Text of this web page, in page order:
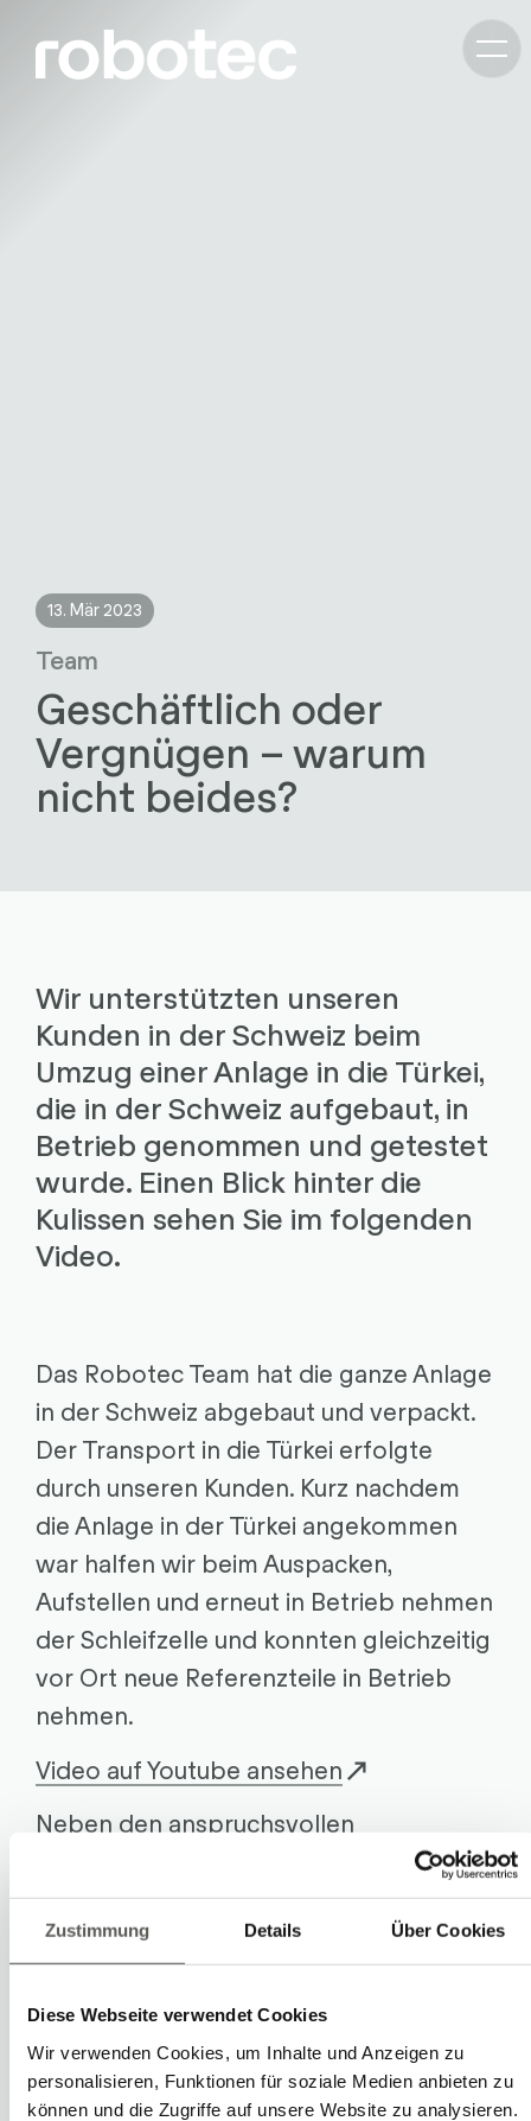
Zustimmung Details Über Cookies
Diese Webseite verwendet Cookies
Wir verwenden Cookies, um Inhalte und Anzeigen zu
personalisieren, Funktionen für soziale Medien anbieten zu
können und die Zugriffe auf unsere Website zu analysieren.
13. Mär 2023
Team
Geschäftlich oder
Vergnügen – warum
nicht beides?
Wir unterstützten unseren
Kunden in der Schweiz beim
Umzug einer Anlage in die Türkei,
die in der Schweiz aufgebaut, in
Betrieb genommen und getestet
wurde. Einen Blick hinter die
Kulissen sehen Sie im folgenden
Video.
Das Robotec Team hat die ganze Anlage
in der Schweiz abgebaut und verpackt.
Der Transport in die Türkei erfolgte
durch unseren Kunden. Kurz nachdem
die Anlage in der Türkei angekommen
war halfen wir beim Auspacken,
Aufstellen und erneut in Betrieb nehmen
der Schleifzelle und konnten gleichzeitig
vor Ort neue Referenzteile in Betrieb
nehmen.
Video auf Youtube ansehen
Neben den anspruchsvollen
Arbeitstagen in einem fremden Land
hatte unser Techniker trotzdem noch
Zeit, das fremde Land zu entdecken.
Eine Win-Win Situation für alle
Beteiligten. 😊
Vielen Dank Jim Gürber, dass du uns mit
deinen tollen Aufnahmen mit auf die